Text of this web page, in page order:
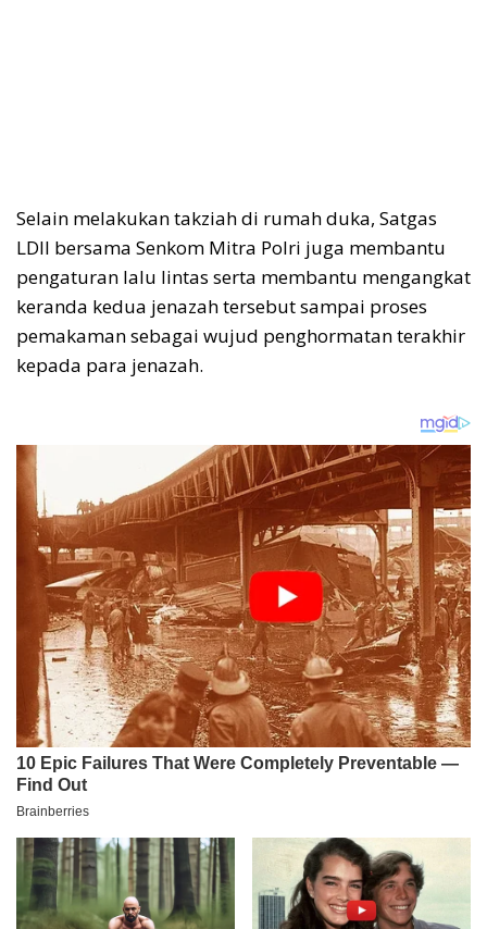
Selain melakukan takziah di rumah duka, Satgas
LDII bersama Senkom Mitra Polri juga membantu
pengaturan lalu lintas serta membantu mengangkat
keranda kedua jenazah tersebut sampai proses
pemakaman sebagai wujud penghormatan terakhir
kepada para jenazah.